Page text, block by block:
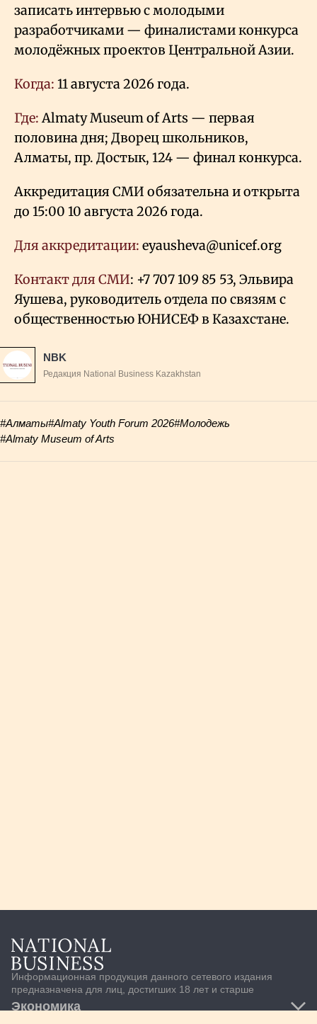
записать интервью с молодыми
разработчиками — финалистами конкурса
молодёжных проектов Центральной Азии.
Когда: 11 августа 2026 года.
Где:Almaty Museum of Arts — первая
половина дня; Дворец школьников,
Алматы, пр. Достык, 124 — финал конкурса.
Аккредитация СМИ обязательна и открыта
до 15:00 10 августа 2026 года.
Для аккредитации: eyausheva@unicef.org
Контакт для СМИ: +7 707 109 85 53, Эльвира
Яушева, руководитель отдела по связям с
общественностью ЮНИСЕФ в Казахстане.
NBK
Редакция National Business Kazakhstan
#Алматы#Almaty Youth Forum 2026#Молодежь
#Almaty Museum of Arts
Информационная продукция данного сетевого издания
предназначена для лиц, достигших 18 лет и старше
Экономика